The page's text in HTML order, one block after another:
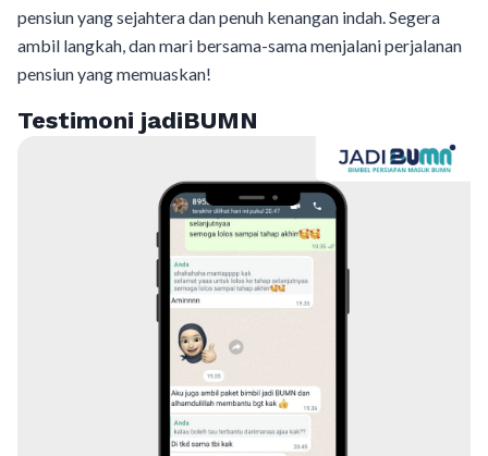
pensiun yang sejahtera dan penuh kenangan indah. Segera
ambil langkah, dan mari bersama-sama menjalani perjalanan
pensiun yang memuaskan!
Testimoni jadiBUMN